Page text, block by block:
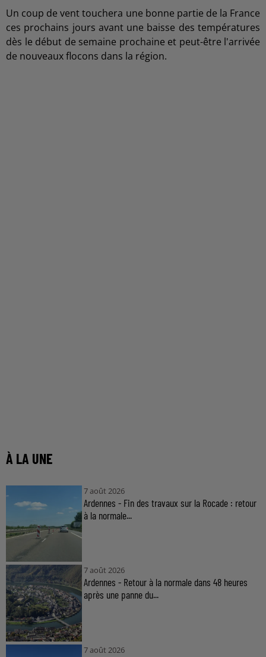
Un coup de vent touchera une bonne partie de la France
ces prochains jours avant une baisse des températures
dès le début de semaine prochaine et peut-être l'arrivée
de nouveaux flocons dans la région.
À LA UNE
7 août 2026
Ardennes - Fin des travaux sur la Rocade : retour
à la normale...
7 août 2026
Ardennes - Retour à la normale dans 48 heures
après une panne du...
7 août 2026